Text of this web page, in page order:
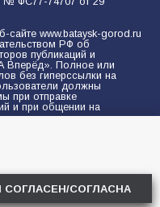
www.bataysk-gorod.ru
РФ об
публикаций и
Вперёд». Полное или
без гиперссылки на
должны
при отправке
и при общении на
информации
данных с помощью
СОГЛАСЕН/СОГЛАСНА